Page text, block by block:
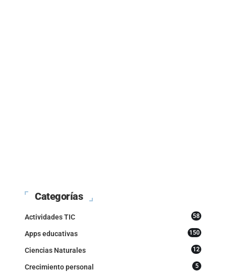
Categorías
Actividades TIC 58
Apps educativas 150
Ciencias Naturales 12
Crecimiento personal 5